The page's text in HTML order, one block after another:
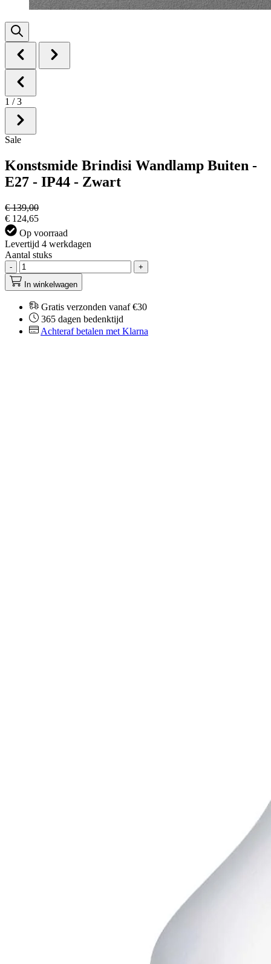
1 / 3
Sale
Konstsmide Brindisi Wandlamp Buiten -
E27 - IP44 - Zwart
€ 139,00
€ 124,65
Op voorraad
Levertijd 4 werkdagen
Aantal stuks
-
+
In winkelwagen
Gratis verzonden vanaf €30
365 dagen bedenktijd
Achteraf betalen met Klarna